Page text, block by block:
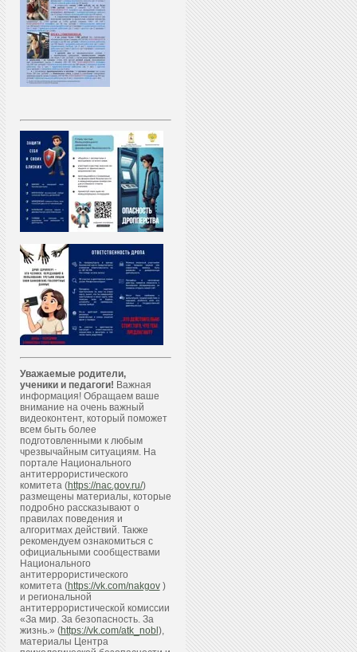
Уважаемые родители,
ученики и педагоги! Важная
информация! Обращаем ваше
внимание на очень важный
видеоконтент, который поможет
всем быть более
подготовленными к любым
чрезвычайным ситуациям. На
портале Национального
антитеррористического
комитета (https://nac.gov.ru/)
размещены материалы, которые
подробно рассказывают о
правилах поведения и
алгоритмах действий. Также
рекомендуем ознакомиться с
официальными сообществами
Национального
антитеррористического
комитета (https://vk.com/nakgov)
и региональной
антитеррористической комиссии
«За мир. За безопасность. За
жизнь.» (https://vk.com/atk_nobl ),
материалы Центра